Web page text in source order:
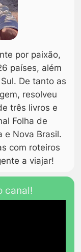
por paixão,
países, além
De tanto as
resolveu
três livros e
Folha de
e Nova Brasil.
com roteiros
a viajar!
canal!